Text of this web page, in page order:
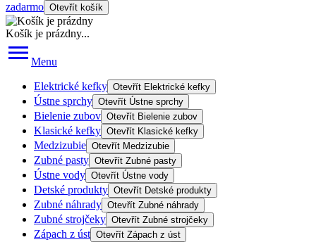
zadarmo Otevřít košík
Košík je prázdny...
Menu
Elektrické kefky Otevřít Elektrické kefky
Ústne sprchy Otevřít Ústne sprchy
Bielenie zubov Otevřít Bielenie zubov
Klasické kefky Otevřít Klasické kefky
Medzizubie Otevřít Medzizubie
Zubné pasty Otevřít Zubné pasty
Ústne vody Otevřít Ústne vody
Detské produkty Otevřít Detské produkty
Zubné náhrady Otevřít Zubné náhrady
Zubné strojčeky Otevřít Zubné strojčeky
Zápach z úst Otevřít Zápach z úst